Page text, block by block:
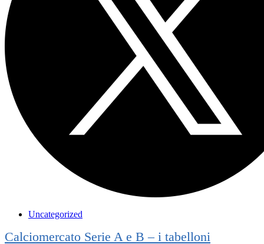
Uncategorized
Calciomercato Serie A e B – i tabelloni